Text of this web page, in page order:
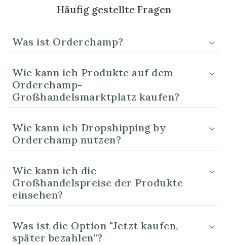
Häufig gestellte Fragen
Was ist Orderchamp?
Wie kann ich Produkte auf dem
Orderchamp-
Großhandelsmarktplatz kaufen?
Wie kann ich Dropshipping by
Orderchamp nutzen?
Wie kann ich die
Großhandelspreise der Produkte
einsehen?
Was ist die Option "Jetzt kaufen,
später bezahlen"?